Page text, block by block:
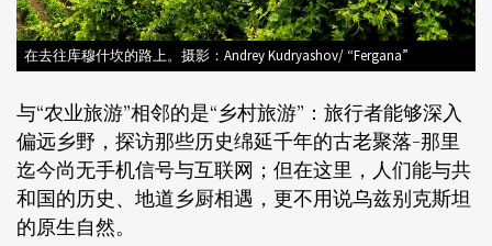
在去往库穆什坎的路上。摄影：Andrey Kudryashov/ “Fergana”
与“农业旅游”相邻的是“乡村旅游”：旅行者能够深入
偏远乡野，探访那些历史绵延千年的古老聚落-那里
迄今尚无手机信号与互联网；但在这里，人们能与共
和国的历史、地道乡厨相遇，更不用说乌兹别克斯坦
的原生自然。